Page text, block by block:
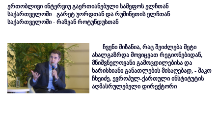
ერთობლივი ინტერვიუ გაერთიანებული სამეფოს ელჩთან
საქართველოში - გარეტ უორდთან და რუმინეთის ელჩთან
საქართველოში - რაზვან როტუნდუსთან
ჩვენი მიზანია, რაც შეიძლება მეტი
ახალგაზრდა მოვიცვათ რეგიონებიდან,
მნიშვნელოვანი გამოცდილებისა და
ხარისხიანი განათლების მისაღებად, - შაკო
ჩხეიძე, ევროპულ-ქართული ინსტიტუტის
აღმასრულებელი დირექტორი